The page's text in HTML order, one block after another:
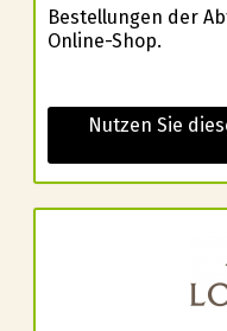
Bestellungen der
Online-Shop.
Nutzen Sie